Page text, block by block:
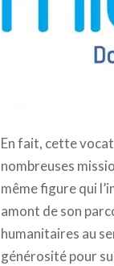
En fait, cette
nombreuses
même figure qui
amont de son
humanitaires au
générosité pour